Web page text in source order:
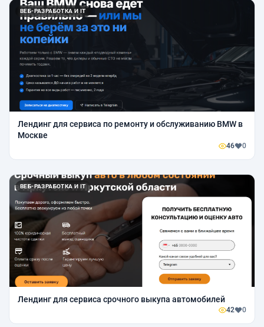
ВЕБ-РАЗРАБОТКА И IT
Лендинг для сервиса по ремонту и обслуживанию BMW в
Москве
46 0
ВЕБ-РАЗРАБОТКА И IT
Лендинг для сервиса срочного выкупа автомобилей
42 0